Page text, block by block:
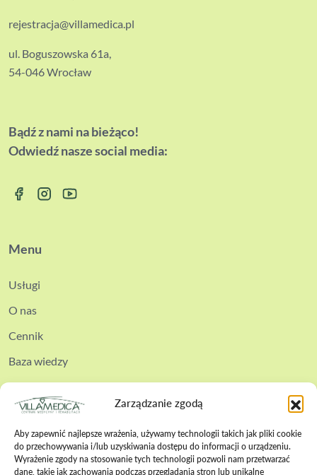
Zarządzanie zgodą
Aby zapewnić najlepsze wrażenia, używamy technologii takich jak pliki cookie
do przechowywania i/lub uzyskiwania dostępu do informacji o urządzeniu.
Wyrażenie zgody na stosowanie tych technologii pozwoli nam przetwarzać
dane, takie jak zachowania podczas przeglądania stron lub unikalne
rejestracja@villamedica.pl
ul. Boguszowska 61a,
54-046 Wrocław
Bądź z nami na bieżąco!
Odwiedź nasze social media:
Menu
Usługi
O nas
Cennik
Baza wiedzy
Kontakt
Polityka cookies